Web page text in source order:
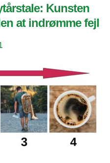
Kunsten
at indrømme fejl